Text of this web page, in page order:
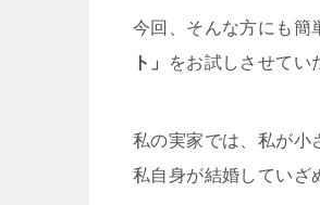
今回、そんな方にも簡
ト」
をお試しさせてい
私の実家では、私が小
私自身が結婚していざ